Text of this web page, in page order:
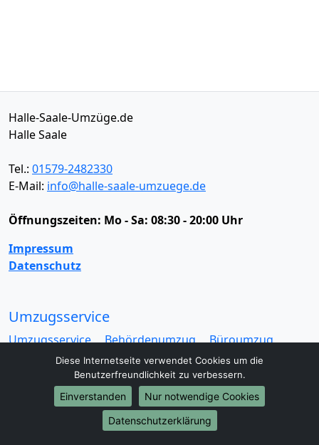
Halle-Saale-Umzüge.de
Halle Saale
Tel.: 01579-2482330
E-Mail: info@halle-saale-umzuege.de
Öffnungszeiten: Mo - Sa: 08:30 - 20:00 Uhr
Impressum
Datenschutz
Umzugsservice
Umzugsservice Behördenumzug
Büroumzug
Fernumzug
Firmenumzug
Laborumzug
Praxisumzug
Privatumzug
Seniorenumzug
Studentenumzug
Beiladung
Entrümpelung
Halteverbotszone
Klaviertransport
Haushaltsauflösung
Möbeltaxi
Diese Internetseite verwendet Cookies um die
Benutzerfreundlichkeit zu verbessern.
Einverstanden
Nur notwendige Cookies
Datenschutzerklärung